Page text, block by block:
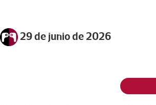
29 de junio de 2026